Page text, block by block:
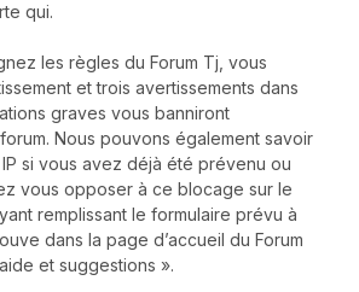
qui.
les règles du Forum Tj, vous
et trois avertissements dans
graves vous banniront
Nous pouvons également savoir
si vous avez déjà été prévenu ou
vous opposer à ce blocage sur le
remplissant le formulaire prévu à
dans la page d’accueil du Forum
et suggestions ».